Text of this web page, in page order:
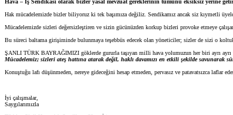
Hava – İş Sendikasi olarak bizler yasal mevzuat gereklerinin tümünü eksiksiz yerine
Hak mücadelemizde bizler biliyoruz ki tek başımıza değiliz. Sendikamız ancak siz kıymetli
Mücadelemizde sizleri değersizleştiren ve sizin gücünüzden korkup bizleri provoke etmeye
Bu süreci baltama girişiminde bulunmaya teşebbüs edecek olan yöneticiler; sizler de sizi o
ŞANLI TÜRK BAYRAĞIMIZI göklerde gururla taşıyan milli hava yolumuzun her biri ayrı ayrı
Mücadelemiz; sizleri ateş hattına atarak değil, haklı davamızı en etkili şekilde savunarak
Konuştuğu lafı düşünmeden, nereye gideceğini hesap etmeden, pervasız ve patavatsızca laflar
İyi çalışmalar,
Saygılarımızla